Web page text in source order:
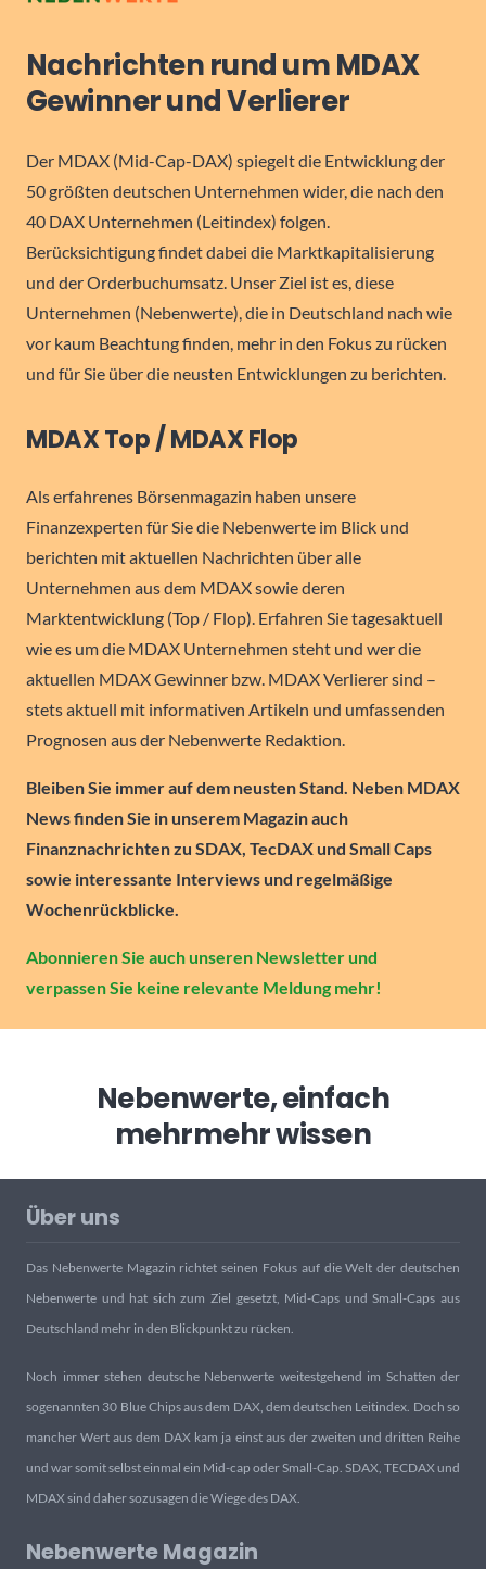
Nachrichten rund um MDAX
Gewinner und Verlierer
Der MDAX (Mid-Cap-DAX) spiegelt die Entwicklung der
50 größten deutschen Unternehmen wider, die nach den
40 DAX Unternehmen (Leitindex) folgen.
Berücksichtigung findet dabei die Marktkapitalisierung
und der Orderbuchumsatz. Unser Ziel ist es, diese
Unternehmen (Nebenwerte), die in Deutschland nach wie
vor kaum Beachtung finden, mehr in den Fokus zu rücken
und für Sie über die neusten Entwicklungen zu berichten.
MDAX Top / MDAX Flop
Als erfahrenes Börsenmagazin haben unsere
Finanzexperten für Sie die Nebenwerte im Blick und
berichten mit aktuellen Nachrichten über alle
Unternehmen aus dem MDAX sowie deren
Marktentwicklung (Top / Flop). Erfahren Sie tagesaktuell
wie es um die MDAX Unternehmen steht und wer die
aktuellen MDAX Gewinner bzw. MDAX Verlierer sind –
stets aktuell mit informativen Artikeln und umfassenden
Prognosen aus der Nebenwerte Redaktion.
Bleiben Sie immer auf dem neusten Stand. Neben MDAX
News finden Sie in unserem Magazin auch
Finanznachrichten zu SDAX, TecDAX und Small Caps
sowie interessante Interviews und regelmäßige
Wochenrückblicke.
Abonnieren Sie auch unseren Newsletter und
verpassen Sie keine relevante Meldung mehr!
Nebenwerte, einfach
mehrmehr wissen
Über uns
Das Nebenwerte Magazin richtet seinen Fokus auf die Welt der deutschen
Nebenwerte und hat sich zum Ziel gesetzt, Mid-Caps und Small-Caps aus
Deutschland mehr in den Blickpunkt zu rücken.
Noch immer stehen deutsche Nebenwerte weitestgehend im Schatten der
sogenannten 30 Blue Chips aus dem DAX, dem deutschen Leitindex. Doch so
mancher Wert aus dem DAX kam ja einst aus der zweiten und dritten Reihe
und war somit selbst einmal ein Mid-cap oder Small-Cap. SDAX, TECDAX und
MDAX sind daher sozusagen die Wiege des DAX.
Nebenwerte Magazin